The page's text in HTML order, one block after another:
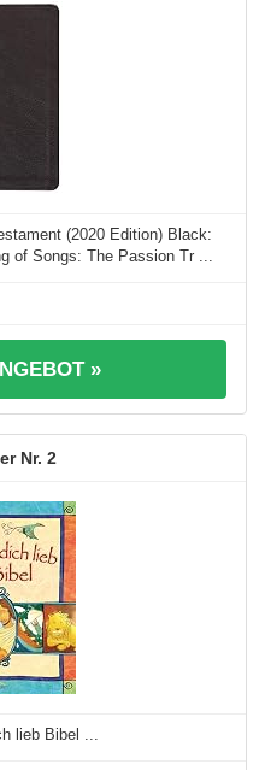
(2020 Edition) Black:
of Songs: The Passion Tr ...
»
2
lieb Bibel ...